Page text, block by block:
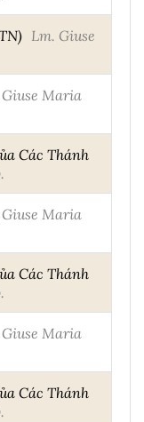
Lm. Giuse
Maria
Các Thánh
Maria
Các Thánh
Maria
Các Thánh